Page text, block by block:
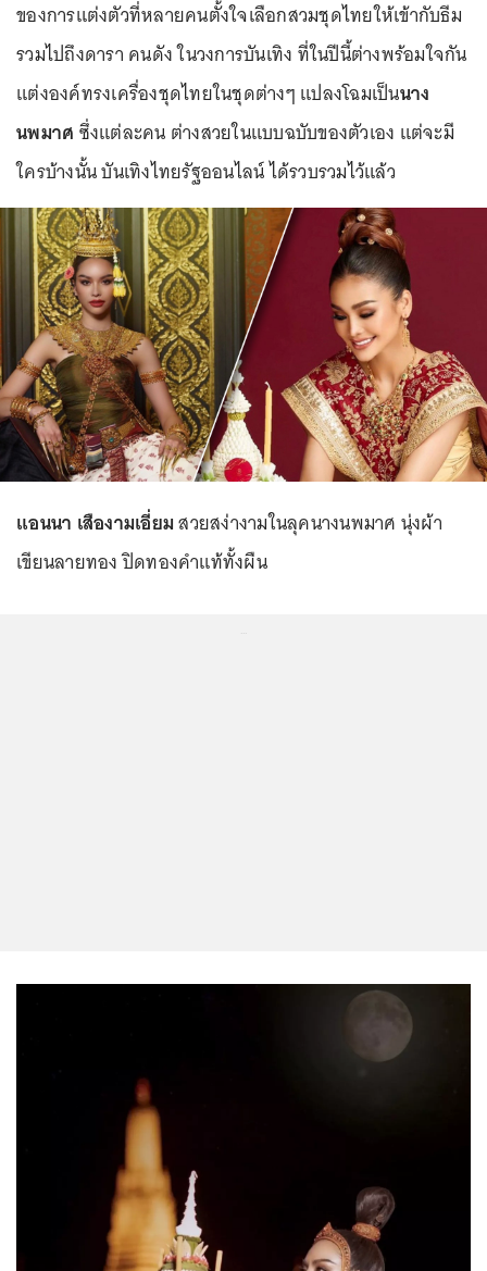
ของการแต่งตัวที่หลายคนตั้งใจเลือกสวมชุดไทยให้เข้ากับธีม
รวมไปถึงดารา คนดัง ในวงการบันเทิง ที่ในปีนี้ต่างพร้อมใจกัน
แต่งองค์ทรงเครื่องชุดไทยในชุดต่างๆ แปลงโฉมเป็นนาง
นพมาศ ซึ่งแต่ละคน ต่างสวยในแบบฉบับของตัวเอง แต่จะมี
ใครบ้างนั้น บันเทิงไทยรัฐออนไลน์ ได้รวบรวมไว้แล้ว
แอนนา เสืองามเอี่ยมสวยสง่างามในลุคนางนพมาศ นุ่งผ้า
เขียนลายทอง ปิดทองคำแท้ทั้งผืน